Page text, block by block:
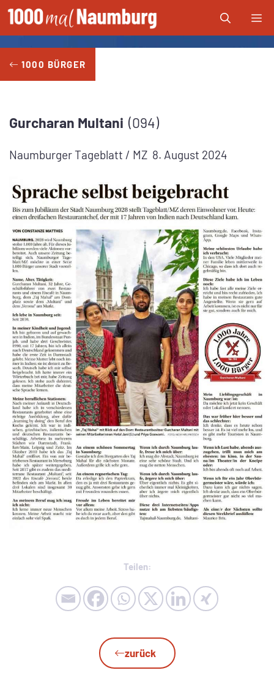
Zum
Inhalt
springen
1000 BÜRGER
Gurcharan Multani 094
Naumburger Tageblatt / MZ 8. August 2024
Teilen:
zurück